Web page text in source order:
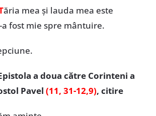
ăria mea și lauda mea este
fost mie spre mântuire.
a doua către Corinteni a
Pavel (11, 31-12,9), citire